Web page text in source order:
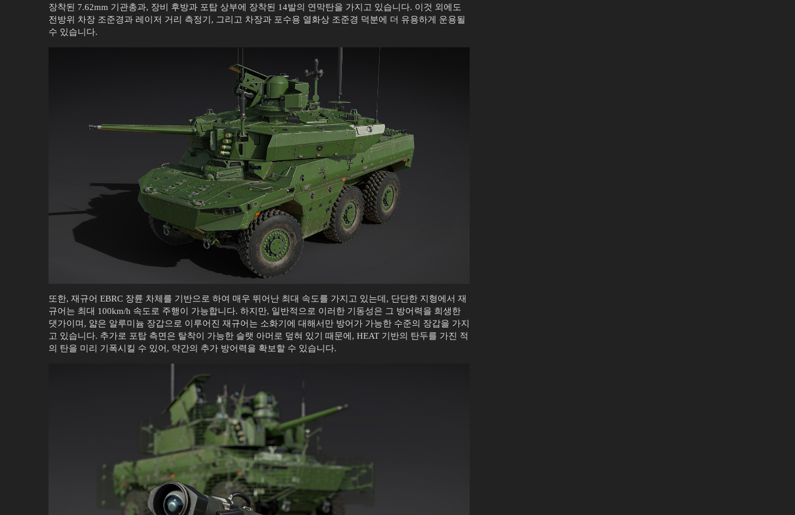
장착된 7.62mm 기관총과, 장비 후방과 포탑 상부에 장착된 14발의 연막탄을 가지고 있습니다. 이것 외에도
전방위 차장 조준경과 레이저 거리 측정기, 그리고 차장과 포수용 열화상 조준경 덕분에 더 유용하게 운용될
수 있습니다.
또한, 재규어 EBRC 장륜 차체를 기반으로 하여 매우 뛰어난 최대 속도를 가지고 있는데, 단단한 지형에서 재
규어는 최대 100km/h 속도로 주행이 가능합니다. 하지만, 일반적으로 이러한 기동성은 그 방어력을 희생한
댓가이며, 얇은 알루미늄 장갑으로 이루어진 재규어는 소화기에 대해서만 방어가 가능한 수준의 장갑을 가지
고 있습니다. 추가로 포탑 측면은 탈착이 가능한 슬랫 아머로 덮혀 있기 때문에, HEAT 기반의 탄두를 가진 적
의 탄을 미리 기폭시킬 수 있어, 약간의 추가 방어력을 확보할 수 있습니다.